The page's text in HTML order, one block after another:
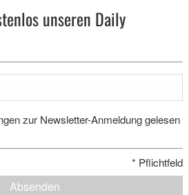
unseren Daily
zur Newsletter-Anmeldung gelesen
* Pflichtfeld
Absenden